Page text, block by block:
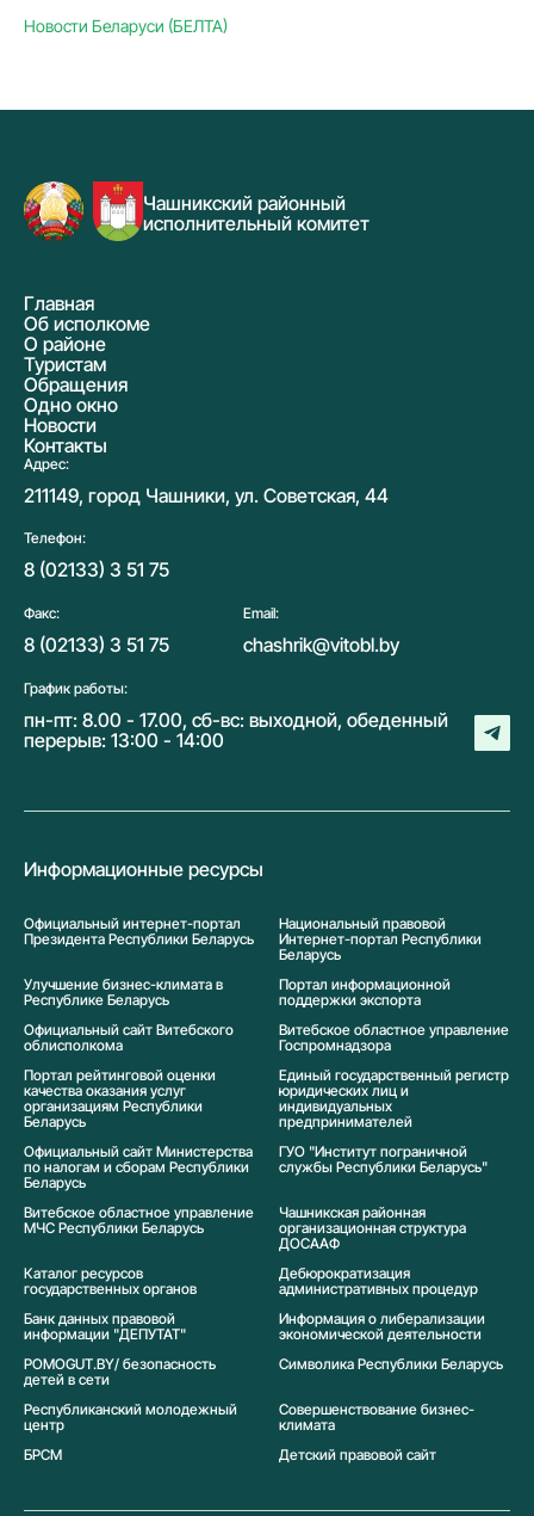
Новости Беларуси (БЕЛТА)
Чашникский районный
исполнительный комитет
Главная
Об исполкоме
О районе
Туристам
Обращения
Одно окно
Новости
Контакты
Адрес:
211149, город Чашники, ул. Советская, 44
Телефон:
8 (02133) 3 51 75
Факс:
8 (02133) 3 51 75
Email:
chashrik@vitobl.by
График работы:
пн-пт: 8.00 - 17.00, сб-вс: выходной, обеденный
перерыв: 13:00 - 14:00
Информационные ресурсы
Официальный интернет-портал
Президента Республики Беларусь
Национальный правовой
Интернет-портал Республики
Беларусь
Улучшение бизнес-климата в
Республике Беларусь
Портал информационной
поддержки экспорта
Официальный сайт Витебского
облисполкома
Витебское областное управление
Госпромнадзора
Портал рейтинговой оценки
качества оказания услуг
организациям Республики
Беларусь
Единый государственный регистр
юридических лиц и
индивидуальных
предпринимателей
Официальный сайт Министерства
по налогам и сборам Республики
Беларусь
ГУО "Институт пограничной
службы Республики Беларусь"
Витебское областное управление
МЧС Республики Беларусь
Чашникская районная
организационная структура
ДОСААФ
Каталог ресурсов
государственных органов
Дебюрократизация
административных процедур
Банк данных правовой
информации "ДЕПУТАТ"
Информация о либерализации
экономической деятельности
POMOGUT.BY/ безопасность
детей в сети
Символика Реcпублики Беларусь
Республиканский молодежный
центр
Совершенствование бизнес-
климата
БРСМ
Детский правовой сайт